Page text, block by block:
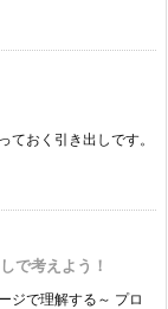
ておく引き出しです。
で考えよう！
ジで理解する～ プロ